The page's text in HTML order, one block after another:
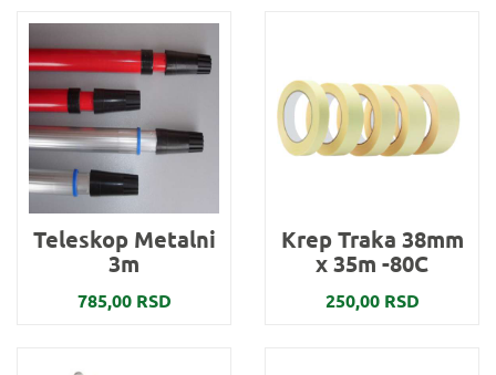
Teleskop Metalni
3m
785,00 RSD
Krep Traka 38mm
x 35m -80C
250,00 RSD